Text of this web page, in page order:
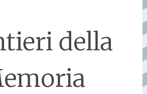
della